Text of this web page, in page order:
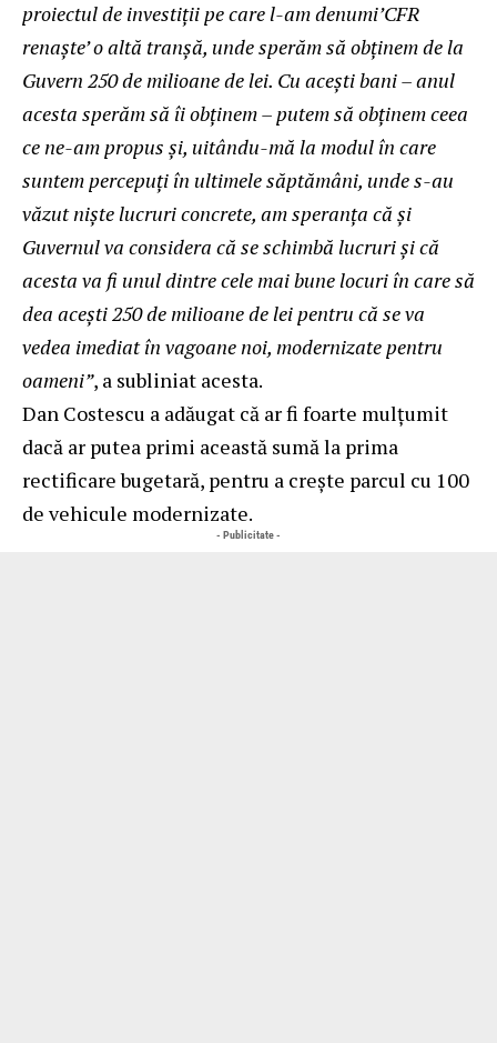
proiectul de investiţii pe care l-am denumi’CFR
renaşte’ o altă tranşă, unde sperăm să obţinem de la
Guvern 250 de milioane de lei. Cu aceşti bani – anul
acesta sperăm să îi obţinem – putem să obţinem ceea
ce ne-am propus şi, uitându-mă la modul în care
suntem percepuţi în ultimele săptămâni, unde s-au
văzut nişte lucruri concrete, am speranţa că şi
Guvernul va considera că se schimbă lucruri şi că
acesta va fi unul dintre cele mai bune locuri în care să
dea aceşti 250 de milioane de lei pentru că se va
vedea imediat în vagoane noi, modernizate pentru
oameni”, a subliniat acesta.
Dan Costescu a adăugat că ar fi foarte mulţumit
dacă ar putea primi această sumă la prima
rectificare bugetară, pentru a creşte parcul cu 100
de vehicule modernizate.
- Publicitate -